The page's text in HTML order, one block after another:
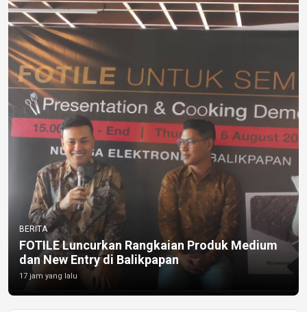
BERITA
FOTILE Luncurkan Rangkaian Produk Medium
dan New Entry di Balikpapan
17 jam yang lalu